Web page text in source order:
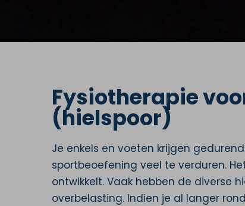
Fysiotherapie
(hielspoor)
Je enkels en voeten krijgen
sportbeoefening veel te verduren.
ontwikkelt. Vaak hebben de diverse
overbelasting. Indien je al langer